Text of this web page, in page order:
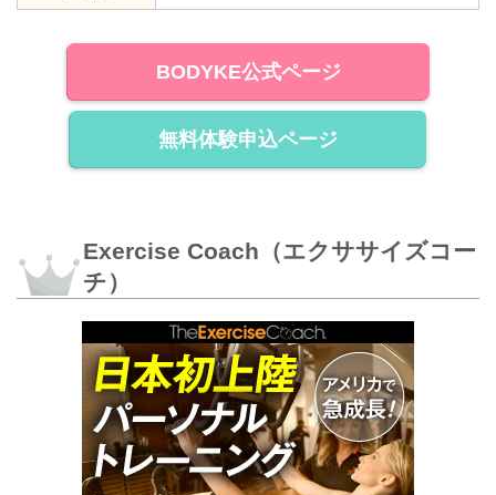
BODYKE公式ページ
無料体験申込ページ
Exercise Coach（エクササイズコー
チ）